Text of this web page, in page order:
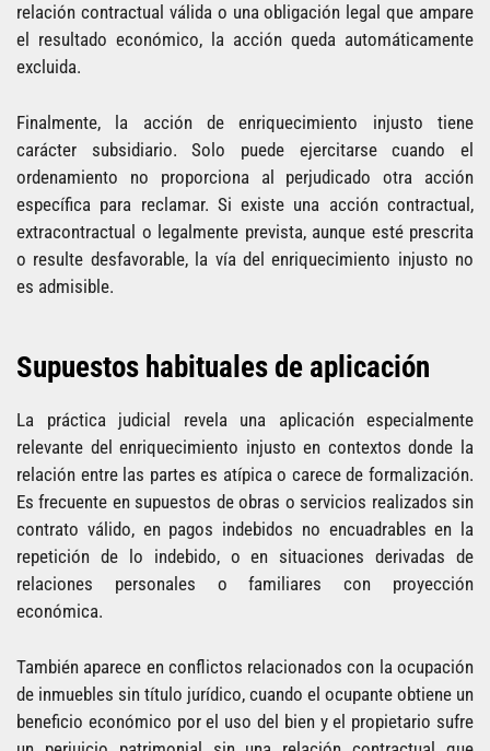
relación contractual válida o una obligación legal que ampare
el resultado económico, la acción queda automáticamente
excluida.
Finalmente, la acción de enriquecimiento injusto tiene
carácter subsidiario. Solo puede ejercitarse cuando el
ordenamiento no proporciona al perjudicado otra acción
específica para reclamar. Si existe una acción contractual,
extracontractual o legalmente prevista, aunque esté prescrita
o resulte desfavorable, la vía del enriquecimiento injusto no
es admisible.
Supuestos habituales de aplicación
La práctica judicial revela una aplicación especialmente
relevante del enriquecimiento injusto en contextos donde la
relación entre las partes es atípica o carece de formalización.
Es frecuente en supuestos de obras o servicios realizados sin
contrato válido, en pagos indebidos no encuadrables en la
repetición de lo indebido, o en situaciones derivadas de
relaciones personales o familiares con proyección
económica.
También aparece en conflictos relacionados con la ocupación
de inmuebles sin título jurídico, cuando el ocupante obtiene un
beneficio económico por el uso del bien y el propietario sufre